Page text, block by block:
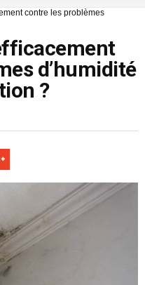
contre les problèmes
d’humidité
?